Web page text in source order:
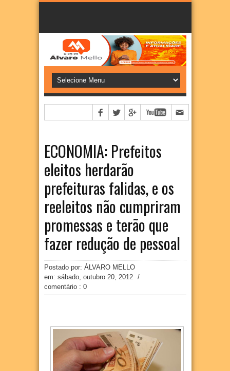
ECONOMIA: Prefeitos
eleitos herdarão
prefeituras falidas, e os
reeleitos não cumpriram
promessas e terão que
fazer redução de pessoal
Postado por: ÁLVARO MELLO
em: sábado, outubro 20, 2012
/
comentário : 0